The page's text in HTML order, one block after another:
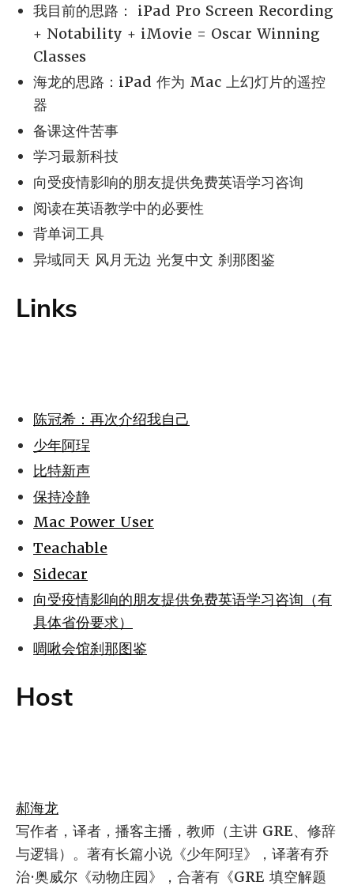
我目前的思路： iPad Pro Screen Recording
+ Notability + iMovie = Oscar Winning
Classes
海龙的思路：iPad 作为 Mac 上幻灯片的遥控
器
备课这件苦事
学习最新科技
向受疫情影响的朋友提供免费英语学习咨询
阅读在英语教学中的必要性
背单词工具
异域同天 风月无边 光复中文 刹那图鉴
Links
陈冠希：再次介绍我自己
少年阿珵
比特新声
保持冷静
Mac Power User
Teachable
Sidecar
向受疫情影响的朋友提供免费英语学习咨询（有
具体省份要求）
啁啾会馆刹那图鉴
Host
郝海龙
写作者，译者，播客主播，教师（主讲 GRE、修辞
与逻辑）。著有长篇小说《少年阿珵》，译著有乔
治·奥威尔《动物庄园》，合著有《GRE 填空解题